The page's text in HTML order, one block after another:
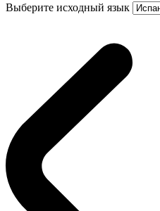
Выберите исходный язык